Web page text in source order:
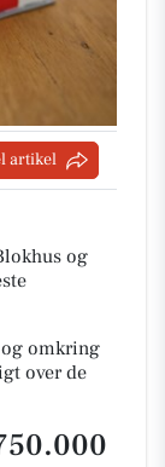
artikel
og
omkring
over de